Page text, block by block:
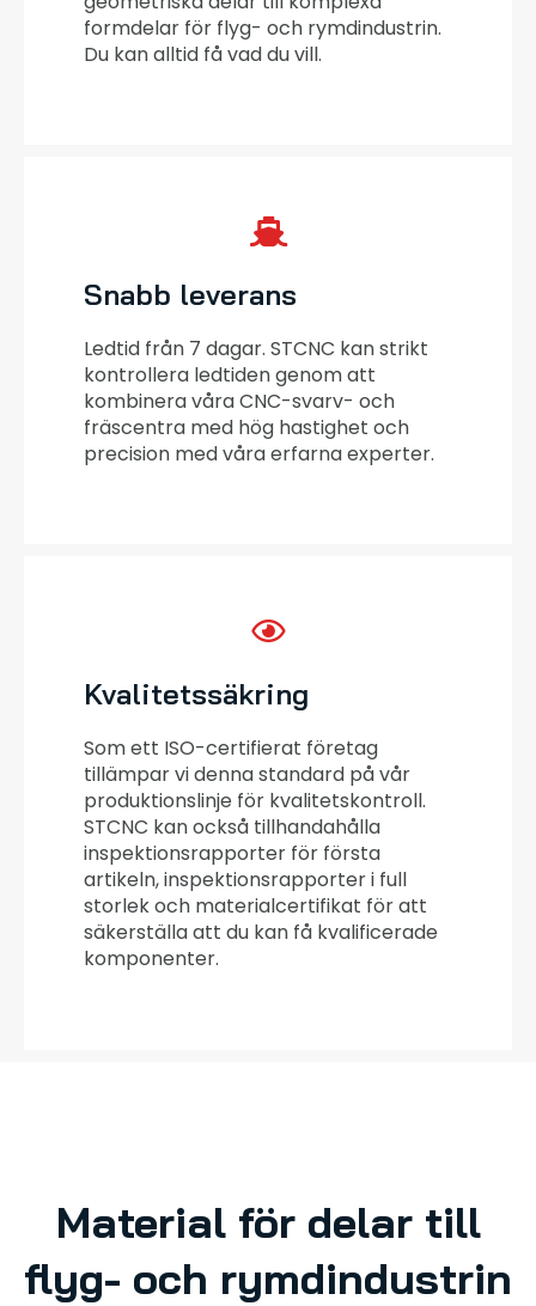
formdelar för flyg- och rymdindustrin.
Du kan alltid få vad du vill.
Snabb leverans
Ledtid från 7 dagar. STCNC kan strikt
kontrollera ledtiden genom att
kombinera våra CNC-svarv- och
fräscentra med hög hastighet och
precision med våra erfarna experter.
Kvalitetssäkring
Som ett ISO-certifierat företag
tillämpar vi denna standard på vår
produktionslinje för kvalitetskontroll.
STCNC kan också tillhandahålla
inspektionsrapporter för första
artikeln, inspektionsrapporter i full
storlek och materialcertifikat för att
säkerställa att du kan få kvalificerade
komponenter.
Material för delar till
flyg- och rymdindustrin